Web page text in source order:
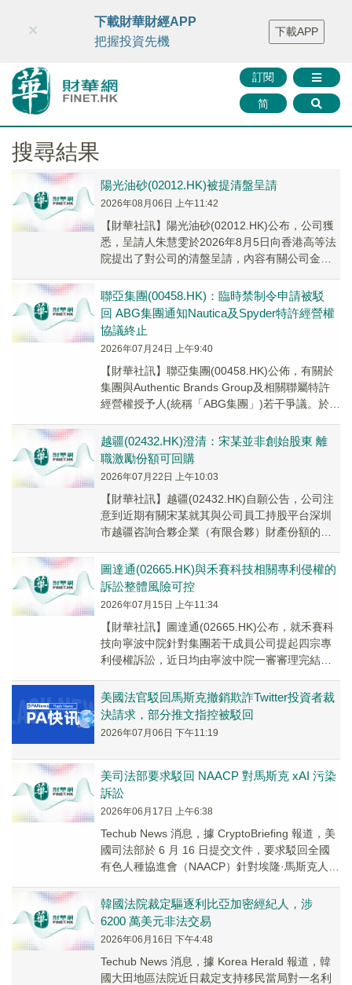
財華智庫網 FINTV FINMETA 財華證券 媒體矩陣
智庫沙龍
聯絡我們
訂閱
简
×
下載財華財經APP
把握投資先機
下載APP
搜尋結果
陽光油砂(02012.HK)被提清盤呈請
2026年08月06日 上午11:42
【財華社訊】陽光油砂(02012.HK)公布，公司獲
悉，呈請人朱慧雯於2026年8月5日向香港高等法
院提出了對公司的清盤呈請，內容有關公司金額
聯亞集團(00458.HK)：臨時禁制令申請被駁
回 ABG集團通知Nautica及Spyder特許經營權
協議終止
2026年07月24日 上午9:40
【財華社訊】聯亞集團(00458.HK)公佈，有關於
集團與Authentic Brands Group及相關聯屬特許
經營權授予人(統稱「ABG集團」)若干爭議。於
越疆(02432.HK)澄清：宋某並非創始股東 離
職激勵份額可回購
2026年07月22日 上午10:03
【財華社訊】越疆(02432.HK)自願公告，公司注
意到近期有關宋某就其與公司員工持股平台深圳
市越疆咨詢合夥企業（有限合夥）財產份額的不
如...
圖達通(02665.HK)與禾賽科技相關專利侵權的
訴訟整體風險可控
2026年07月15日 上午11:34
【財華社訊】圖達通(02665.HK)公布，就禾賽科
技向寧波中院針對集團若干成員公司提起四宗專
利侵權訴訟，近日均由寧波中院一審審理完結，
訴，...
美國法官駁回馬斯克撤銷欺詐Twitter投資者裁
決請求，部分推文指控被駁回
2026年07月06日 下午11:19
美司法部要求駁回 NAACP 對馬斯克 xAI 污染
訴訟
2026年06月17日 上午6:38
Techub News 消息，據 CryptoBriefing 報道，美
國司法部於 6 月 16 日提交文件，要求駁回全國
有色人種協進會（NAACP）針對埃隆·馬斯克人工
韓國法院裁定驅逐利比亞加密經紀人，涉
6200 萬美元非法交易
2026年06月16日 下午4:48
Techub News 消息，據 Korea Herald 報道，韓
國大田地區法院近日裁定支持移民當局對一名利